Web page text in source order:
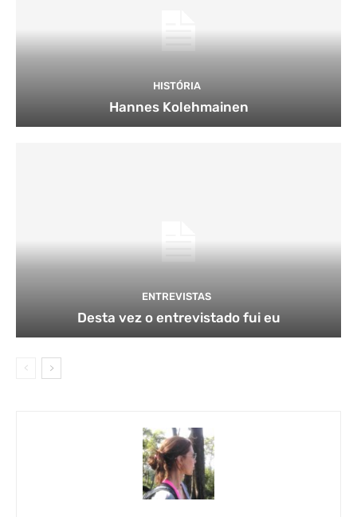
HISTÓRIA
Hannes Kolehmainen
ENTREVISTAS
Desta vez o entrevistado fui eu